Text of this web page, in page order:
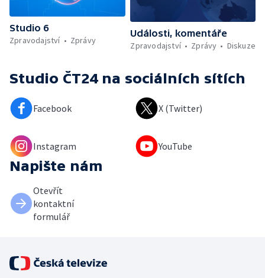
Studio 6
Zpravodajství
Zprávy
Události, komentáře
Zpravodajství
Zprávy Diskuze
Studio ČT24 na sociálních sítích
Facebook X (Twitter)
Instagram YouTube
Napište nám
Otevřít
kontaktní
formulář